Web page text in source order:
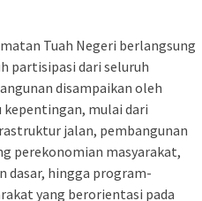
Tuah Negeri berlangsung
partisipasi dari seluruh
disampaikan oleh
kepentingan, mulai dari
jalan, pembangunan
perekonomian masyarakat,
dasar, hingga program-
yang berorientasi pada